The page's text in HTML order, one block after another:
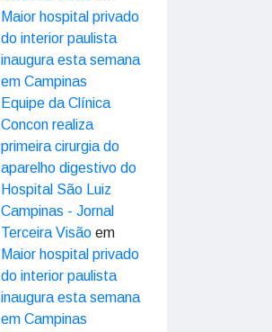
Maior hospital privado
do interior paulista
inaugura esta semana
em Campinas
Equipe da Clínica
Concon realiza
primeira cirurgia do
aparelho digestivo do
Hospital São Luiz
Campinas - Jornal
Terceira Visão em
Maior hospital privado
do interior paulista
inaugura esta semana
em Campinas